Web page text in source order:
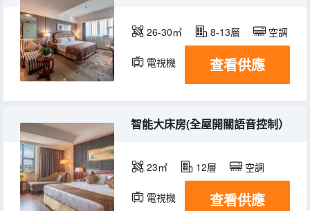
26-30㎡ 8-13層 空調
電視機 冰箱
查看供應
智能大床房(全屋開關語音控制）
23㎡ 12層 空調
電視機 查看供應